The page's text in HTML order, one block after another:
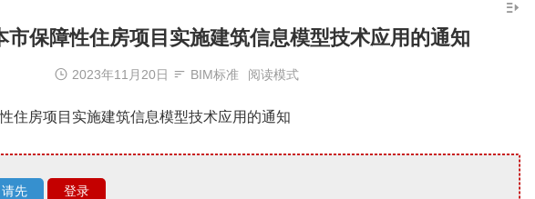
市保障性住房项目实施建筑信息模型技术应用的通知
2023年11月20日 BIM标准 阅读模式
住房项目实施建筑信息模型技术应用的通知
先 登录